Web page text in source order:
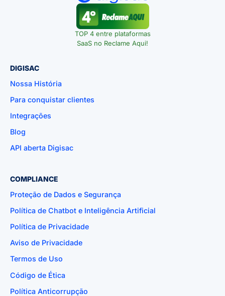
TOP 4 entre plataformas
SaaS no Reclame Aqui!
DIGISAC
Nossa História
Para conquistar clientes
Integrações
Blog
API aberta Digisac
COMPLIANCE
Proteção de Dados e Segurança
Política de Chatbot e Inteligência Artificial
Política de Privacidade
Aviso de Privacidade
Termos de Uso
Código de Ética
Política Anticorrupção